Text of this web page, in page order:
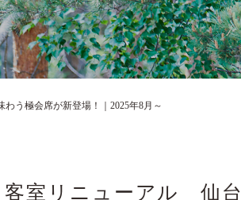
う極会席が新登場！｜2025年8月～
客室リニューアル 仙台